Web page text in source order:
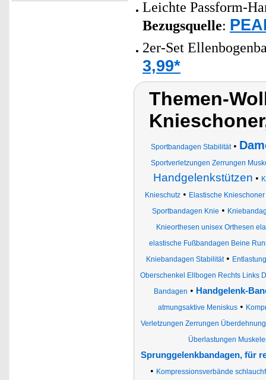
Leichte Passform-
Bezugsquelle:
2er-Set
3,99*
Themen-
Sportbandagen Stabilität•
Sportverletzungen Zerrungen
Handgelenkstützen •
Knieschutz • Elastische Knieschoner
Sportbandagen Knie •
Knieorthesen unisex Orthesen
elastische Fußbandagen Beine
Kniebandagen Stabilität•
Oberschenkel Ellbogen Rechts Links
Bandagen • Handgelenk-
atmungsaktive Meniskus •
Verletzungen Zerrungen
Überlastungen
Sprunggelenkbandagen, für
• Kompressionsverbände